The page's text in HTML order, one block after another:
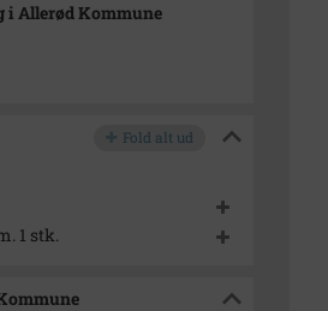
Allerød Kommune
Fold alt ud
1 stk.